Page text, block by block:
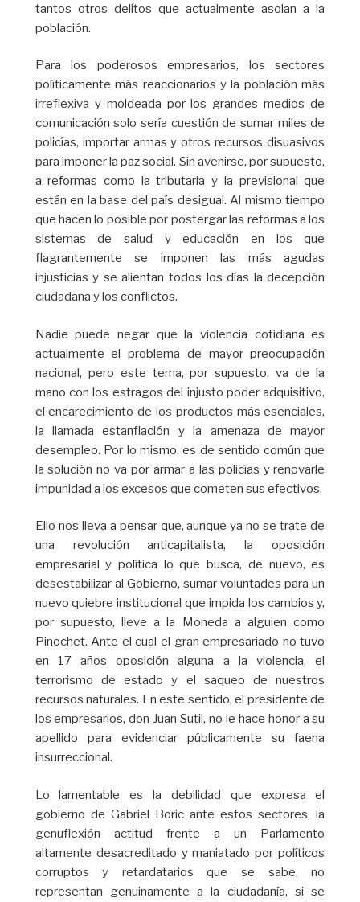
tantos otros delitos que actualmente asolan a la
población.
Para los poderosos empresarios, los sectores
políticamente más reaccionarios y la población más
irreflexiva y moldeada por los grandes medios de
comunicación solo sería cuestión de sumar miles de
policías, importar armas y otros recursos disuasivos
para imponer la paz social. Sin avenirse, por supuesto,
a reformas como la tributaria y la previsional que
están en la base del país desigual. Al mismo tiempo
que hacen lo posible por postergar las reformas a los
sistemas de salud y educación en los que
flagrantemente se imponen las más agudas
injusticias y se alientan todos los días la decepción
ciudadana y los conflictos.
Nadie puede negar que la violencia cotidiana es
actualmente el problema de mayor preocupación
nacional, pero este tema, por supuesto, va de la
mano con los estragos del injusto poder adquisitivo,
el encarecimiento de los productos más esenciales,
la llamada estanflación y la amenaza de mayor
desempleo. Por lo mismo, es de sentido común que
la solución no va por armar a las policías y renovarle
impunidad a los excesos que cometen sus efectivos.
Ello nos lleva a pensar que, aunque ya no se trate de
una revolución anticapitalista, la oposición
empresarial y política lo que busca, de nuevo, es
desestabilizar al Gobierno, sumar voluntades para un
nuevo quiebre institucional que impida los cambios y,
por supuesto, lleve a la Moneda a alguien como
Pinochet. Ante el cual el gran empresariado no tuvo
en 17 años oposición alguna a la violencia, el
terrorismo de estado y el saqueo de nuestros
recursos naturales. En este sentido, el presidente de
los empresarios, don Juan Sutil, no le hace honor a su
apellido para evidenciar públicamente su faena
insurreccional.
Lo lamentable es la debilidad que expresa el
gobierno de Gabriel Boric ante estos sectores, la
genuflexión actitud frente a un Parlamento
altamente desacreditado y maniatado por políticos
corruptos y retardatarios que se sabe, no
representan genuinamente a la ciudadanía, si se